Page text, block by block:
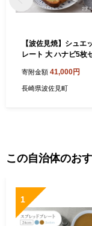
【波佐見焼】シュエ
レート 大 ハナビ5枚
75]
寄附金額 41,000円
長崎県波佐見町
この自治体のお
1